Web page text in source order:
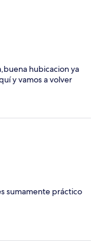
hubicacion ya
y vamos a volver
sumamente práctico